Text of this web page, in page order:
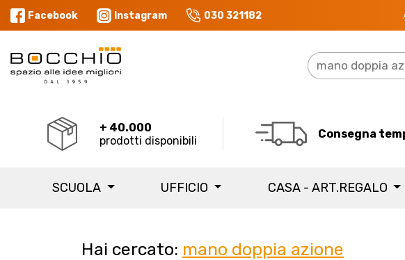
Facebook Instagram 030 321182
+ 40.000
prodotti disponibili
Consegna
SCUOLA UFFICIO CASA - ART.REGALO
Hai cercato: mano doppia azione